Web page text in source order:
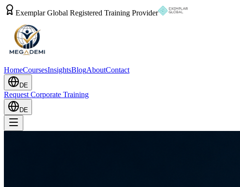
Exemplar Global Registered Training Provider
HomeCoursesInsightsBlogAboutContact
DE
Request Corporate Training
DE